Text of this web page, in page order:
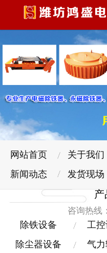
网站首页 关于我们
新闻动态
发货现场
产
咨询热线
除铁设备 工
除尘器设备
气